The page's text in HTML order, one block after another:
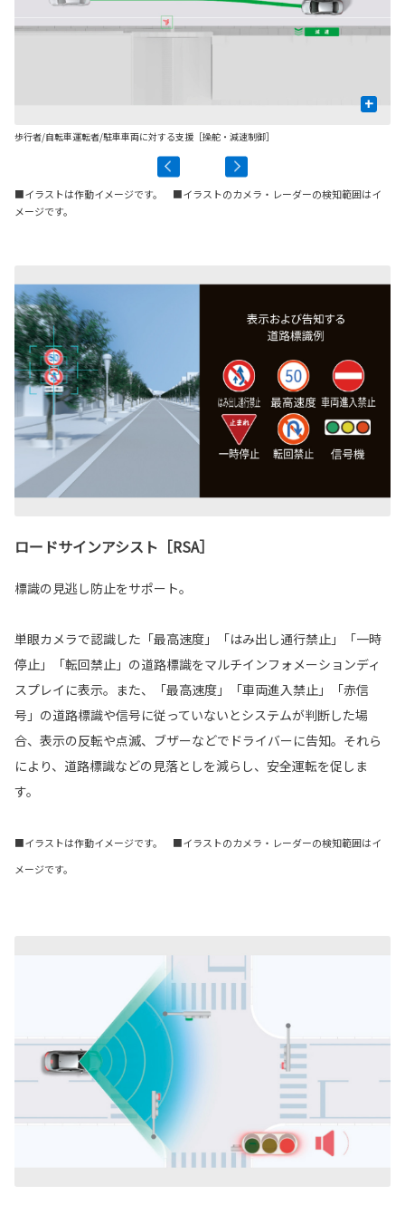
+
歩行者/自転車運転者/駐車車両に対する支援［操舵・減速制御］
■イラストは作動イメージです。 ■イラストのカメラ・レーダーの検知範囲はイ
メージです。
ロードサインアシスト［RSA］
標識の見逃し防止をサポート。
単眼カメラで認識した「最高速度」「はみ出し通行禁止」「一時
停止」「転回禁止」の道路標識をマルチインフォメーションディ
スプレイに表示。また、「最高速度」「車両進入禁止」「赤信
号」の道路標識や信号に従っていないとシステムが判断した場
合、表示の反転や点滅、ブザーなどでドライバーに告知。それら
により、道路標識などの見落としを減らし、安全運転を促しま
す。
■イラストは作動イメージです。 ■イラストのカメラ・レーダーの検知範囲はイ
メージです。